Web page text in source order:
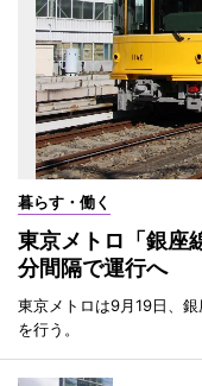
暮らす・働く
東京メトロ「銀
分間隔で運行へ
東京メトロは9月19日、
を行う。